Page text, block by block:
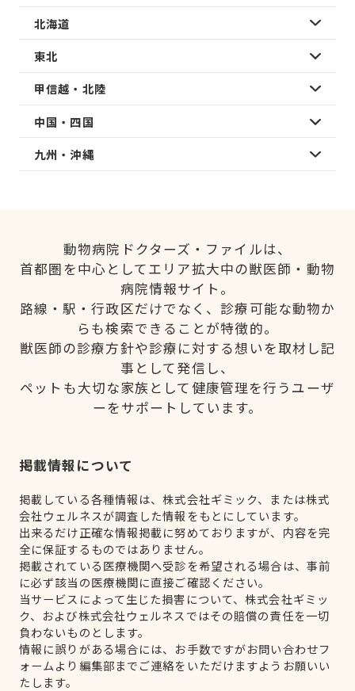
北海道
東北
甲信越・北陸
中国・四国
九州・沖縄
動物病院ドクターズ・ファイルは、
首都圏を中心としてエリア拡大中の獣医師・動物
病院情報サイト。
路線・駅・行政区だけでなく、診療可能な動物か
らも検索できることが特徴的。
獣医師の診療方針や診療に対する想いを取材し記
事として発信し、
ペットも大切な家族として健康管理を行うユーザ
ーをサポートしています。
掲載情報について
掲載している各種情報は、株式会社ギミック、または株式
会社ウェルネスが調査した情報をもとにしています。
出来るだけ正確な情報掲載に努めておりますが、内容を完
全に保証するものではありません。
掲載されている医療機関へ受診を希望される場合は、事前
に必ず該当の医療機関に直接ご確認ください。
当サービスによって生じた損害について、株式会社ギミッ
ク、および株式会社ウェルネスではその賠償の責任を一切
負わないものとします。
情報に誤りがある場合には、お手数ですがお問い合わせフ
ォームより編集部までご連絡をいただけますようお願いい
たします。